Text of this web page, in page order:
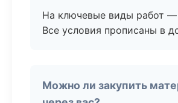
На ключевые виды работ —
Все условия прописаны в
Можно ли закупить